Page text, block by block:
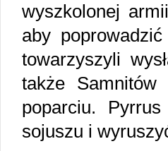
wyszkolonej
aby
towarzyszyli
także
poparciu.
sojuszu i